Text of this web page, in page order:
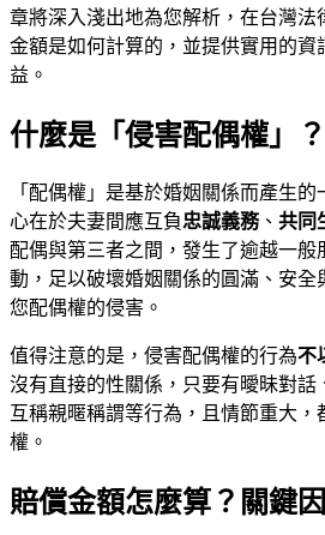
章將深入淺出地為您解析，在台灣法
金額是如何計算的，並提供實用的資
益。
什麼是「侵害配偶權」？
「配偶權」是基於婚姻關係而產生
心在於夫妻間應互負忠誠義務、 共同
配偶與第三者之間，發生了逾越一般
動，足以破壞婚姻關係的圓滿、安全
您配偶權的侵害。
值得注意的是，侵害配偶權的行為不
沒有直接的性關係，只要有曖昧對話
互稱親暱稱謂等行為，且情節重大，
權。
賠償金額怎麼算？關鍵